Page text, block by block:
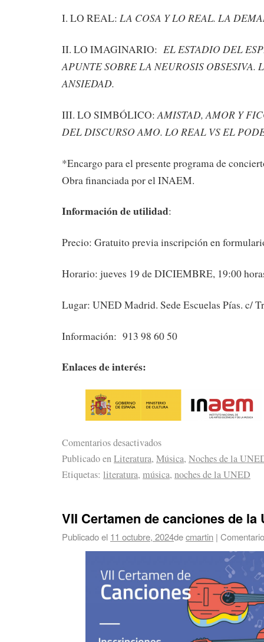
I. LO REAL: LA COSA Y LO REAL. LA
II. LO IMAGINARIO: EL ESTADIO DEL
APUNTE SOBRE LA NEUROSIS OBSESIVA.
ANSIEDAD.
III. LO SIMBÓLICO:AMISTAD, AMOR Y
DEL DISCURSO AMO. LO REAL VS EL
*Encargo para el presente programa de
Obra financiada por el INAEM.
Información de utilidad:
Precio: Gratuito previa inscripción en
Horario: jueves 19 de DICIEMBRE, 19:00
Lugar: UNED Madrid. Sede Escuelas Pías. c/
Información: 913 98 60 50
Enlaces de interés:
Comentarios desactivados
Publicado enLiteratura, Música, Noches de la
Etiquetas: literatura, música, noches de la UNED
VII Certamen de canciones de la
Publicado el 11 octubre, 2024decmartin |